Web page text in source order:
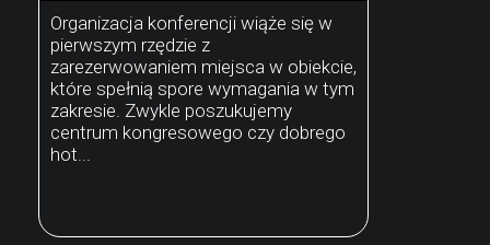
Organizacja konferencji wiąże się w
pierwszym rzędzie z
zarezerwowaniem miejsca w obiekcie,
które spełnią spore wymagania w tym
zakresie. Zwykle poszukujemy
centrum kongresowego czy dobrego
hot...